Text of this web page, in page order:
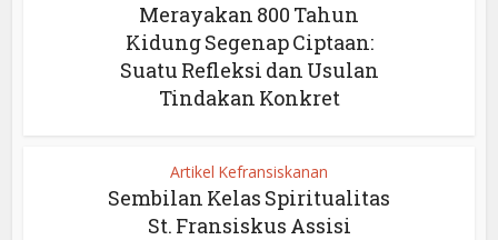
Merayakan 800 Tahun
Kidung Segenap Ciptaan:
Suatu Refleksi dan Usulan
Tindakan Konkret
Artikel Kefransiskanan
Sembilan Kelas Spiritualitas
St. Fransiskus Assisi